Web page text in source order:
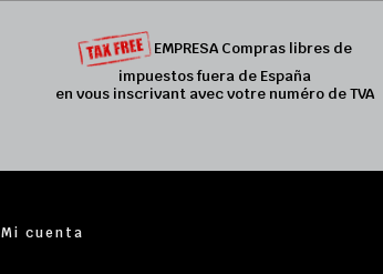
EMPRESA Compras libres de
impuestos fuera de España
en vous inscrivant avec votre numéro de TVA
Mi cuenta